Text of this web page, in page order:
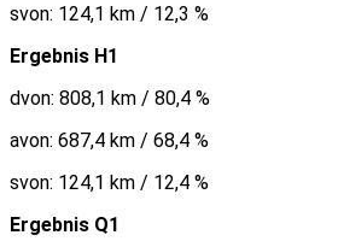
svon: 124,1 km / 12,3 %
Ergebnis H1
dvon: 808,1 km / 80,4 %
avon: 687,4 km / 68,4 %
svon: 124,1 km / 12,4 %
Ergebnis Q1